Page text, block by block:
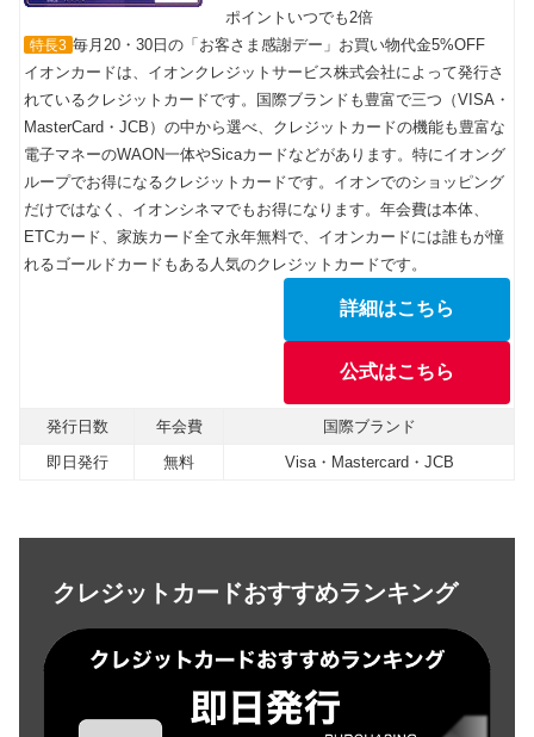
ポイントいつでも2倍
特長3 毎月20・30日の「お客さま感謝デー」お買い物代金5%OFF
イオンカードは、イオンクレジットサービス株式会社によって発行さ
れているクレジットカードです。国際ブランドも豊富で三つ（VISA・
MasterCard・JCB）の中から選べ、クレジットカードの機能も豊富な
電子マネーのWAON一体やSicaカードなどがあります。特にイオング
ループでお得になるクレジットカードです。イオンでのショッピング
だけではなく、イオンシネマでもお得になります。年会費は本体、
ETCカード、家族カード全て永年無料で、イオンカードには誰もが憧
れるゴールドカードもある人気のクレジットカードです。
詳細はこちら
公式はこちら
発行日数 年会費
国際ブランド
即日発行
無料 Visa・Mastercard・JCB
クレジットカードおすすめランキング